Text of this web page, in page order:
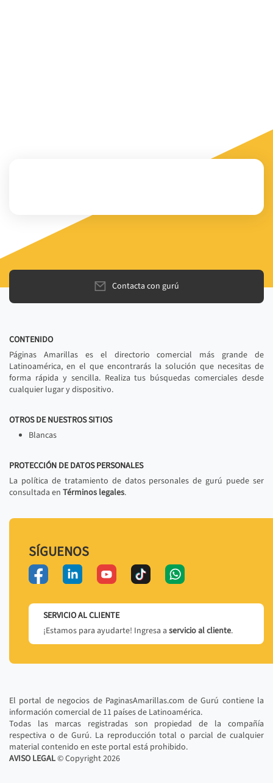
Contacta con gurú
CONTENIDO
Páginas Amarillas es el directorio comercial más grande de
Latinoamérica, en el que encontrarás la solución que necesitas de
forma rápida y sencilla. Realiza tus búsquedas comerciales desde
cualquier lugar y dispositivo.
OTROS DE NUESTROS SITIOS
Blancas
PROTECCIÓN DE DATOS PERSONALES
La política de tratamiento de datos personales de gurú puede ser
consultada en Términos legales.
SÍGUENOS
SERVICIO AL CLIENTE
¡Estamos para ayudarte! Ingresa a servicio al cliente.
El portal de negocios de PaginasAmarillas.com de Gurú contiene la
información comercial de 11 países de Latinoamérica.
Todas las marcas registradas son propiedad de la compañía
respectiva o de Gurú. La reproducción total o parcial de cualquier
material contenido en este portal está prohibido.
AVISO LEGAL© Copyright2026